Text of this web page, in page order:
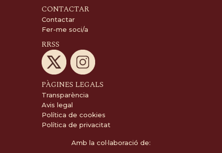
CONTACTAR
Contactar
Fer-me soci/a
RRSS
PÀGINES LEGALS
Transparència
Avis legal
Política de cookies
Política de privacitat
Amb la col·laboració de: